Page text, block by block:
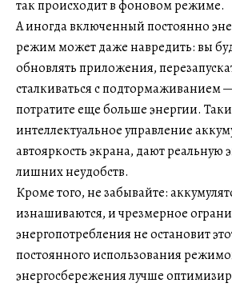
так происходит в фоновом режиме.
А иногда включенный постоянно
режим может даже навредить: вы
обновлять приложения,
сталкиваться с подтормаживанием
потратите еще больше энергии.
интеллектуальное управление
автояркость экрана, дают реальную
лишних неудобств.
Кроме того, не забывайте:
изнашиваются, и чрезмерное
энергопотребления не остановит
постоянного использования
энергосбережения лучше